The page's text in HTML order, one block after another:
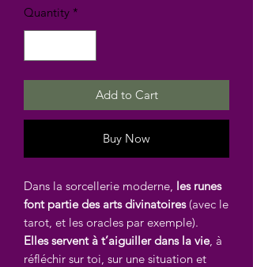
Quantity *
Add to Cart
Buy Now
Dans la sorcellerie moderne, les runes
font partie des arts divinatoires(avec le
tarot, et les oracles par exemple).
Elles servent à t’aiguiller dans la vie, à
réfléchir sur toi, sur une situation et